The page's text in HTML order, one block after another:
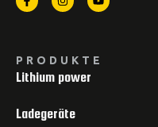
PRODUKTE
Lithium power
Ladegeräte